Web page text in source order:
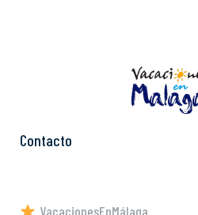
Contacto
VacacionesEnMálaga